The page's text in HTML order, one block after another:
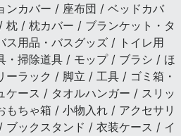
ンカバー / 座布団 / ベッドカバ
/ 枕カバー / ブランケット・タ
用品・バスグッズ / トイレ用
・掃除道具 / モップ / ブラシ / ほ
ーラック / 脚立 / 工具 / ゴミ箱・
ケース / タオルハンガー / スリッ
ちゃ箱 / 小物入れ / アクセサリ
ックスタンド / 衣装ケース / イ